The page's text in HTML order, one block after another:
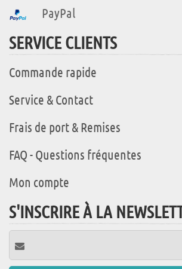
PayPal
SERVICE CLIENTS
Commande rapide
Service & Contact
Frais de port & Remises
FAQ - Questions fréquentes
Mon compte
S'INSCRIRE À LA